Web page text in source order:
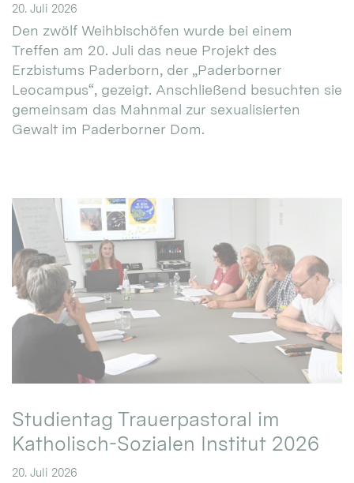
20. Juli 2026
Den zwölf Weihbischöfen wurde bei einem
Treffen am 20. Juli das neue Projekt des
Erzbistums Paderborn, der „Paderborner
Leocampus“, gezeigt. Anschließend besuchten sie
gemeinsam das Mahnmal zur sexualisierten
Gewalt im Paderborner Dom.
Studientag Trauerpastoral im
Katholisch-Sozialen Institut 2026
20. Juli 2026